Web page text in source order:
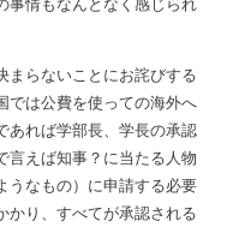
まらないことにお詫びする
では公費を使っての海外へ
あれば学部長、学長の承認
言えば知事？に当たる人物
うなもの）に申請する必要
かり、すべてが承認される